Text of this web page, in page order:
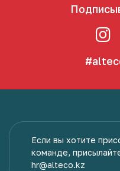
Если вы хотите
команде,
hr@alteco.kz